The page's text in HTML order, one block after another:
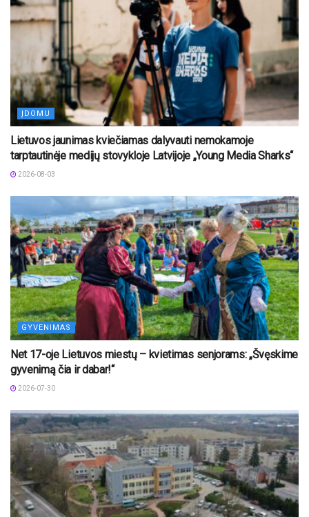
ĮDOMU
Lietuvos jaunimas kviečiamas dalyvauti nemokamoje
tarptautinėje medijų stovykloje Latvijoje „Young Media Sharks“
2026-08-03
GYVENIMAS
Net 17-oje Lietuvos miestų – kvietimas senjorams: „Švęskime
gyvenimą čia ir dabar!“
2026-07-30